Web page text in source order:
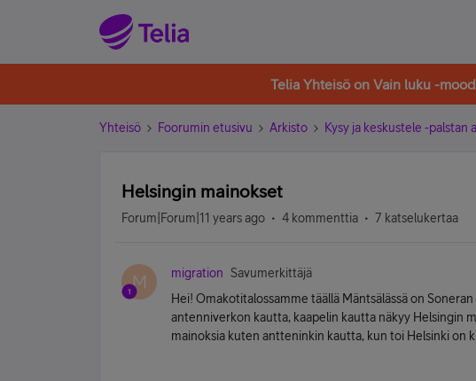
Telia Yhteisö on Vain luku -
Yhteisö Foorumin etusivu Arkisto Kysy ja keskustele -palstan
Helsingin mainokset
Forum|Forum|11 years ago 4 kommenttia 7 katselukertaa
M migration
Savumerkittäjä
Hei! Omakotitalossamme täällä Mäntsälässä on
antenniverkon kautta, kaapelin kautta näkyy Helsingin
mainoksia kuten antteninkin kautta, kun toi Helsinki on